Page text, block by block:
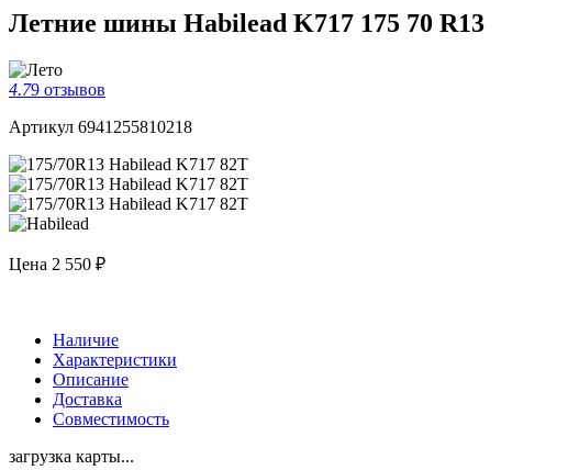
Летние шины Habilead K717 175 70 R13
4.79 отзывов
Артикул 6941255810218
Цена 2 550 ₽
Наличие
Характеристики
Описание
Доставка
Совместимость
загрузка карты...